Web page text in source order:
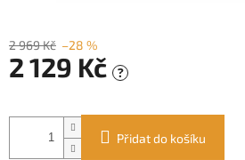
2 969 Kč –28 %
2 129 Kč ?
cena:
Přidat do košíku